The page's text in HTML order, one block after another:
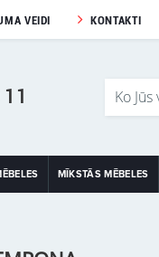
VEIDI KONTAKTI
MĪKSTĀS MĒBELES